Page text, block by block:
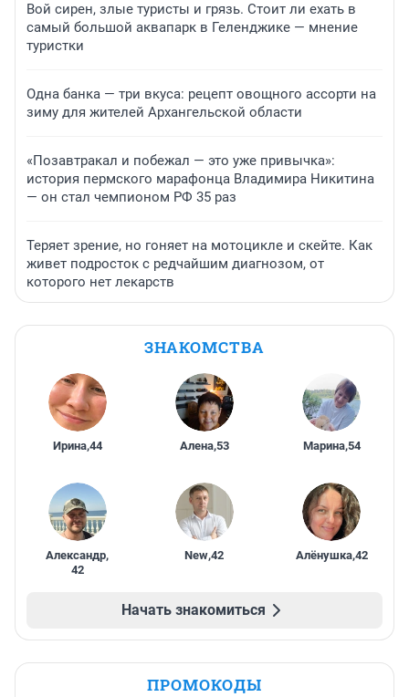
Вой сирен, злые туристы и грязь. Стоит ли ехать в
самый большой аквапарк в Геленджике — мнение
туристки
Одна банка — три вкуса: рецепт овощного ассорти на
зиму для жителей Архангельской области
«Позавтракал и побежал — это уже привычка»:
история пермского марафонца Владимира Никитина
— он стал чемпионом РФ 35 раз
Теряет зрение, но гоняет на мотоцикле и скейте. Как
живет подросток с редчайшим диагнозом, от
которого нет лекарств
ЗНАКОМСТВА
Ирина,44 Алена,53 Марина,54
Александр,
42
New,42 Алёнушка,42
Начать знакомиться
ПРОМОКОДЫ